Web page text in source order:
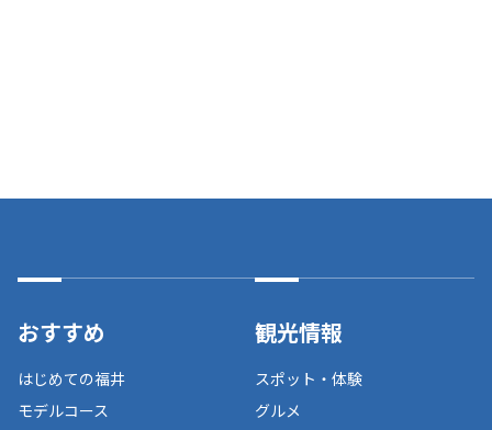
おすすめ
はじめての福井
モデルコース
観光情報
スポット・体験
グルメ